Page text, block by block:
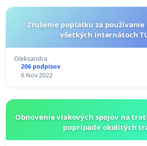
Zrušenie poplatku za používanie
všetkých internátoch
Oleksandra
206 podpisov
6 Nov 2022
Obnovenie vlakových spojov na
poprípade okolitých